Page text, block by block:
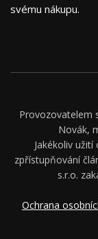
svému nákupu.
Provozovatelem
Novák,
Jakékoliv
zpřístupňování
s.r.o.
Ochrana